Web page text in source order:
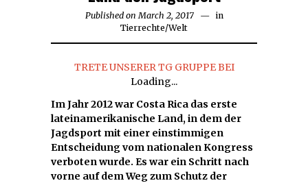
Published on March 2, 2017Marchin
Tierrechte/Welt
TRETE UNSERER TG GRUPPE BEI
Loading...
Im Jahr 2012 war Costa Rica das erste
lateinamerikanische Land, in dem der
Jagdsport mit einer einstimmigen
Entscheidung vom nationalen Kongress
verboten wurde. Es war ein Schritt nach
vorne auf dem Weg zum Schutz der